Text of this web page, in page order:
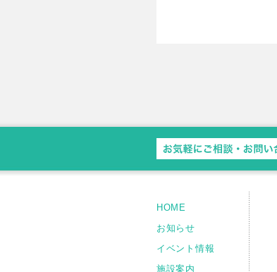
HOME
お知らせ
イベント情報
施設案内